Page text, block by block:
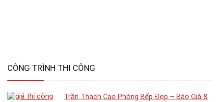
CÔNG TRÌNH THI CÔNG
Trần Thạch Cao Phòng Bếp Đẹp – Báo Giá &